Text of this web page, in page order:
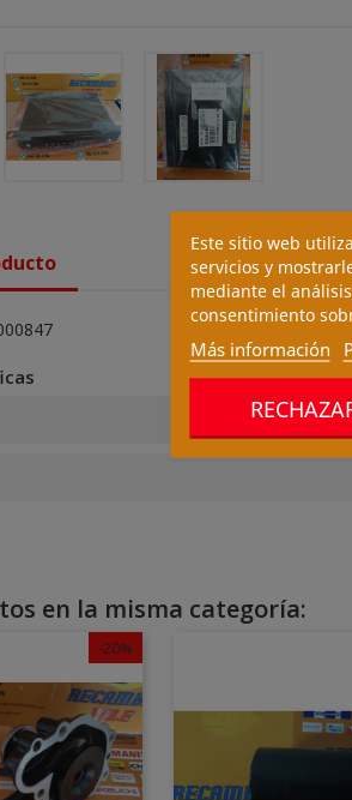
en la misma categoría:
-20%
Este sitio web
servicios y
mediante el
consentimiento
Más información